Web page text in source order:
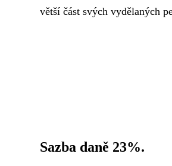
větší část svých vydělaných
Sazba daně 23%.